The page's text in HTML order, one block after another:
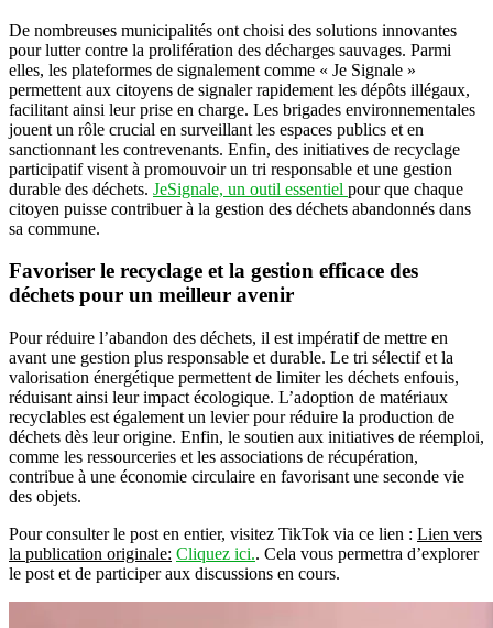
De nombreuses municipalités ont choisi des solutions innovantes
pour lutter contre la prolifération des décharges sauvages. Parmi
elles, les plateformes de signalement comme « Je Signale »
permettent aux citoyens de signaler rapidement les dépôts illégaux,
facilitant ainsi leur prise en charge. Les brigades environnementales
jouent un rôle crucial en surveillant les espaces publics et en
sanctionnant les contrevenants. Enfin, des initiatives de recyclage
participatif visent à promouvoir un tri responsable et une gestion
durable des déchets. JeSignale, un outil essentiel pour que chaque
citoyen puisse contribuer à la gestion des déchets abandonnés dans
sa commune.
Favoriser le recyclage et la gestion efficace des
déchets pour un meilleur avenir
Pour réduire l’abandon des déchets, il est impératif de mettre en
avant une gestion plus responsable et durable. Le tri sélectif et la
valorisation énergétique permettent de limiter les déchets enfouis,
réduisant ainsi leur impact écologique. L’adoption de matériaux
recyclables est également un levier pour réduire la production de
déchets dès leur origine. Enfin, le soutien aux initiatives de réemploi,
comme les ressourceries et les associations de récupération,
contribue à une économie circulaire en favorisant une seconde vie
des objets.
Pour consulter le post en entier, visitez TikTok via ce lien : Lien vers
la publication originale: Cliquez ici.. Cela vous permettra d’explorer
le post et de participer aux discussions en cours.